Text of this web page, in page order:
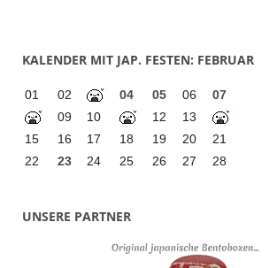
KALENDER MIT JAP. FESTEN: FEBRUAR
01 02 04 05 06
07
09
10 12
13
15
16 17 18 19 20
21
22
23 24 25 26 27 28
UNSERE PARTNER